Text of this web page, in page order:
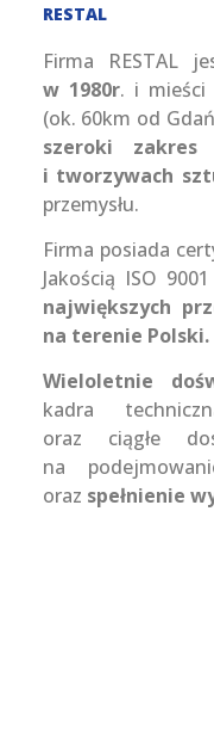
RESTAL
Firma RESTAL
w 1980r. i mieści
(ok. 60km od
szeroki
i tworzywach
przemysłu.
Firma posiada
Jakością ISO
największych
na terenie Polski.
Wieloletnie
kadra
oraz ciągłe
na
oraz spełnienie